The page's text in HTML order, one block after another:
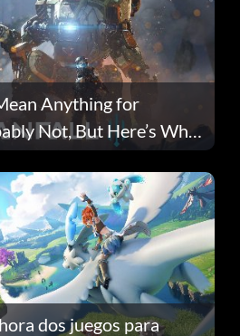
Anything for
Not, But Here’s Why
dos juegos para